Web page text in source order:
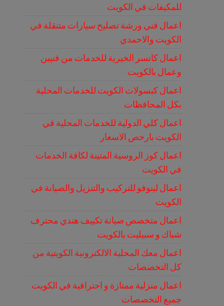
للمكيفات في الكويت
اعمال فني ورشة تصليح سيارات متنقلة في
الكويت والاحمدي
اعمال كانسر الخيرية للخدمات من فنيين
وعمال بالكويت
اعمال كبسولات الكويت للخدمات المحلية
بكل المحافظات
اعمال كلي الدولية للخدمات المحلية في
الكويت بارخص الاسعار
اعمال كوز الروسية المتينة لكافة الخدمات
في الكويت
اعمال لينوفو للتركيب والتنزيل والصيانة في
الكويت
اعمال متخصص صيانة تكييف هندي محترف
شباك و سبيليت بالكويت
اعمال معك المحلية الالكترونية الكويتية من
كل التخصصات
اعمال منزلية ممتازة و احترافية في الكويت
جميع التخصصات